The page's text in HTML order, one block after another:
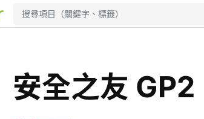
安全之友 GP2